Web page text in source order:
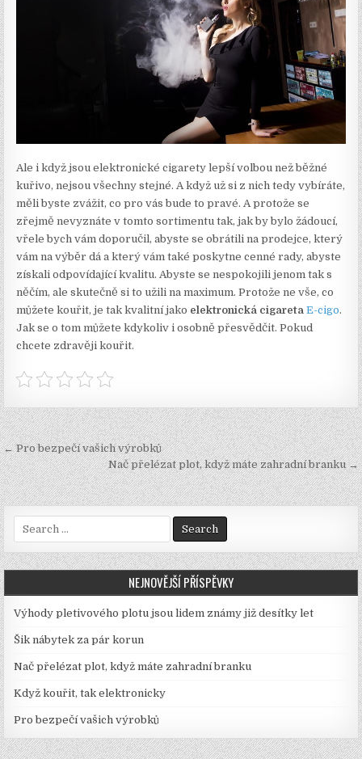
Ale i když jsou elektronické cigarety lepší volbou než běžné
kuřivo, nejsou všechny stejné. A když už si z nich tedy vybíráte,
měli byste zvážit, co pro vás bude to pravé. A protože se
zřejmě nevyznáte v tomto sortimentu tak, jak by bylo žádoucí,
vřele bych vám doporučil, abyste se obrátili na prodejce, který
vám na výběr dá a který vám také poskytne cenné rady, abyste
získali odpovídající kvalitu. Abyste se nespokojili jenom tak s
něčím, ale skutečně si to užili na maximum. Protože ne vše, co
můžete kouřit, je tak kvalitní jako elektronická cigareta E-cigo.
Jak se o tom můžete kdykoliv i osobně přesvědčit. Pokud
chcete zdravěji kouřit.
Navigace
pro
příspěvek
← Pro bezpečí vašich výrobků
Nač přelézat plot, když máte zahradní branku →
Search
for:
NEJNOVĚJŠÍ PŘÍSPĚVKY
Výhody pletivového plotu jsou lidem známy již desítky let
Šik nábytek za pár korun
Nač přelézat plot, když máte zahradní branku
Když kouřit, tak elektronicky
Pro bezpečí vašich výrobků